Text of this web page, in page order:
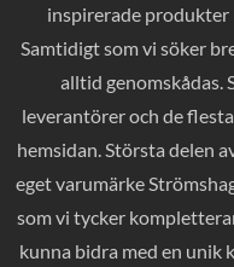
inspirerade produkter
Samtidigt som vi söker
alltid genomskådas.
leverantörer och de
hemsidan. Största delen
eget varumärke
som vi tycker
kunna bidra med en unik